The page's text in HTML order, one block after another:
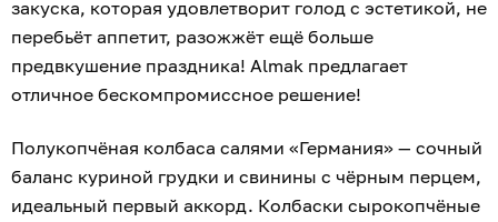
закуска, которая удовлетворит голод с эстетикой, не
перебьёт аппетит, разожжёт ещё больше
предвкушение праздника! Almak предлагает
отличное бескомпромиссное решение!
Полукопчёная колбаса салями «Германия» — сочный
баланс куриной грудки и свинины с чёрным перцем,
идеальный первый аккорд. Колбаски сырокопчёные